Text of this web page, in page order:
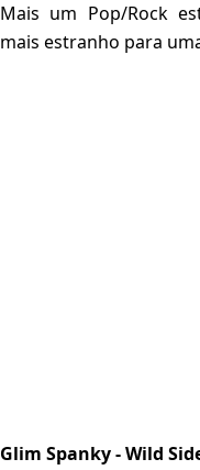
Mais um Pop/Rock
mais estranho para
Glim Spanky - Wild